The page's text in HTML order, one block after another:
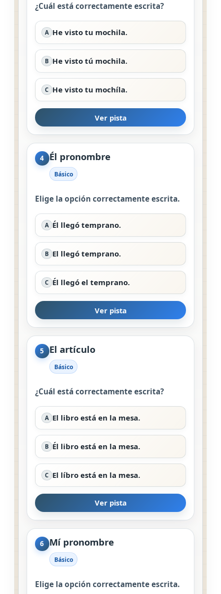
¿Cuál está correctamente escrita?
A He visto tu mochila.
B He visto tú mochila.
C He visto tu mochíla.
Ver pista
4 Él pronombre
Básico
Elige la opción correctamente escrita.
A Él llegó temprano.
B El llegó temprano.
C Él llegó el temprano.
Ver pista
5 El artículo
Básico
¿Cuál está correctamente escrita?
A El libro está en la mesa.
B Él libro está en la mesa.
C El líbro está en la mesa.
Ver pista
6 Mí pronombre
Básico
Elige la opción correctamente escrita.